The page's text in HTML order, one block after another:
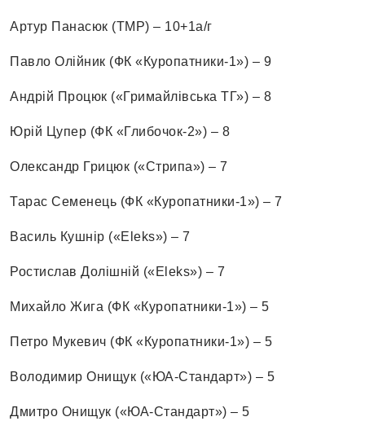
Артур Панасюк (ТМР) – 10+1а/г
Павло Олійник (ФК «Куропатники-1») – 9
Андрій Процюк («Гримайлівська ТГ») – 8
Юрій Цупер (ФК «Глибочок-2») – 8
Олександр Грицюк («Стрипа») – 7
Тарас Семенець (ФК «Куропатники-1») – 7
Василь Кушнір («Eleks») – 7
Ростислав Долішній («Eleks») – 7
Михайло Жига (ФК «Куропатники-1») – 5
Петро Мукевич (ФК «Куропатники-1») – 5
Володимир Онищук («ЮА-Стандарт») – 5
Дмитро Онищук («ЮА-Стандарт») – 5